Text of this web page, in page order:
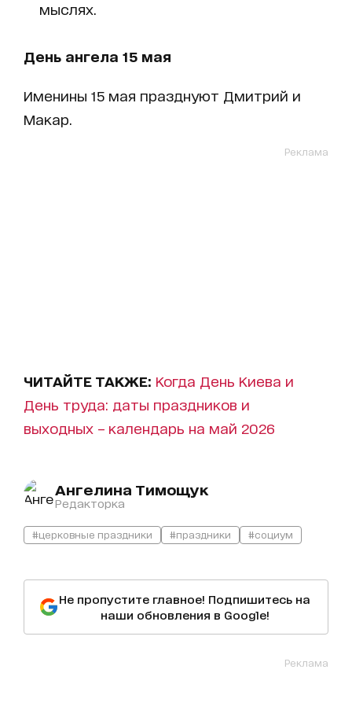
мыслях.
День ангела 15 мая
Именины 15 мая празднуют Дмитрий и
Макар.
Реклама
ЧИТАЙТЕ ТАКЖЕ: Когда День Киева и
День труда: даты праздников и
выходных – календарь на май 2026
Ангелина Тимощук
Редакторка
#церковные праздники #праздники #социум
Не пропустите главное! Подпишитесь на
наши обновления в Google!
Реклама